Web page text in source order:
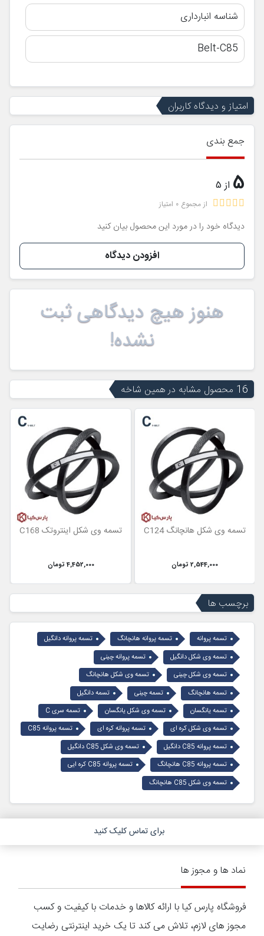
شناسه انبارداری
Belt-C85
امتیاز و دیدگاه کاربران
جمع بندی
5 از 5
از مجموع 0 امتیاز
دیدگاه خود را در مورد این محصول بیان کنید
افزودن دیدگاه
هنوز هیچ دیدگاهی ثبت
نشده!
16 محصول مشابه در همین شاخه
تسمه وی شکل هانچانگ C124
2,544,000 تومان
تسمه وی شکل اینتروتک C168
4,452,000 تومان
برچسب ها
تسمه پروانه تسمه پروانه هانچانگ
تسمه پروانه دانگیل
تسمه وی شکل دانگیل
تسمه پروانه چینی
تسمه وی شکل چینی
تسمه وی شکل هانچانگ
تسمه هانچانگ
تسمه چینی
تسمه دانگیل
تسمه یانگسان
تسمه وی شکل یانگسان
تسمه سری C
تسمه وی شکل کره ای
تسمه پروانه کره ای
تسمه پروانه C85
تسمه پروانه C85 دانگیل
تسمه وی شکل C85 دانگیل
تسمه پروانه C85 هانچانگ
تسمه پروانه C85 کره ایی
تسمه وی شکل C85 هانچانگ
برای تماس کلیک کنید
نماد ها و مجوز ها
فروشگاه پارس کیا با ارائه کالاها و خدمات با کیفیت و کسب
مجوز های لازم، تلاش می کند تا یک خرید اینترنتی رضایت